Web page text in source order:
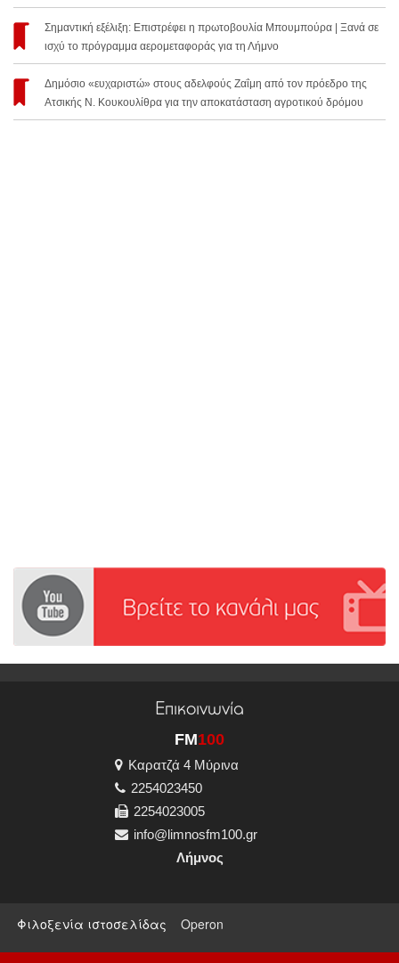
Σημαντική εξέλιξη: Επιστρέφει η πρωτοβουλία Μπουμπούρα | Ξανά σε
ισχύ το πρόγραμμα αερομεταφοράς για τη Λήμνο
Δημόσιο «ευχαριστώ» στους αδελφούς Ζαΐμη από τον πρόεδρο της
Ατσικής Ν. Κουκουλίθρα για την αποκατάσταση αγροτικού δρόμου
Επικοινωνία
FM100
Καρατζά 4 Μύρινα
2254023450
2254023005
info@limnosfm100.gr
Λήμνος
Φιλοξενία ιστοσελίδας Operon